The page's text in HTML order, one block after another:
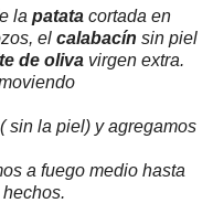
la patata cortada en
el calabacín sin piel
de oliva virgen extra.
sin la piel) y agregamos
a fuego medio hasta